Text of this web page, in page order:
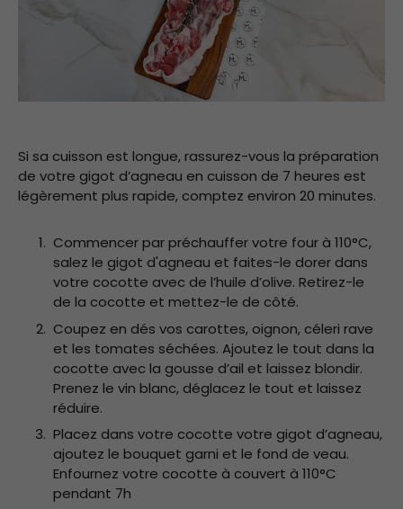
Si sa cuisson est longue, rassurez-vous la préparation
de votre gigot d’agneau en cuisson de 7 heures est
légèrement plus rapide, comptez environ 20 minutes.
Commencer par préchauffer votre four à 110°C,
salez le gigot d'agneau et faites-le dorer dans
votre cocotte avec de l’huile d’olive. Retirez-le
de la cocotte et mettez-le de côté.
Coupez en dés vos carottes, oignon, céleri rave
et les tomates séchées. Ajoutez le tout dans la
cocotte avec la gousse d’ail et laissez blondir.
Prenez le vin blanc, déglacez le tout et laissez
réduire.
Placez dans votre cocotte votre gigot d’agneau,
ajoutez le bouquet garni et le fond de veau.
Enfournez votre cocotte à couvert à 110°C
pendant 7h